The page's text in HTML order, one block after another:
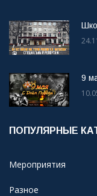
9
ПОПУЛЯРНЫЕ
Мероприятия
Разное